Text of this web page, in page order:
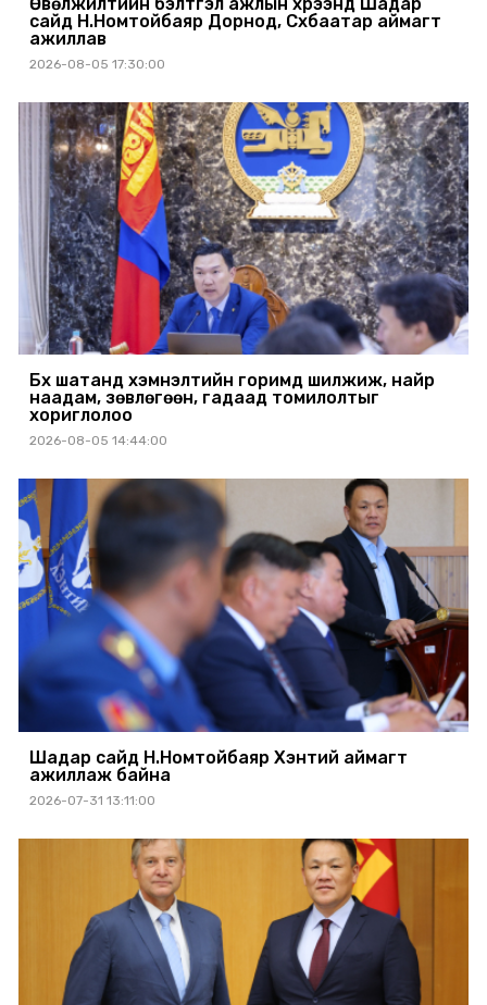
сайд Н.Номтойбаяр Дорнод, Сүхбаатар аймагт
ажиллав
2026-08-05 17:30:00
Бүх шатанд хэмнэлтийн горимд шилжиж, найр
наадам, зөвлөгөөн, гадаад томилолтыг
хориглолоо
2026-08-05 14:44:00
Шадар сайд Н.Номтойбаяр Хэнтий аймагт
ажиллаж байна
2026-07-31 13:11:00